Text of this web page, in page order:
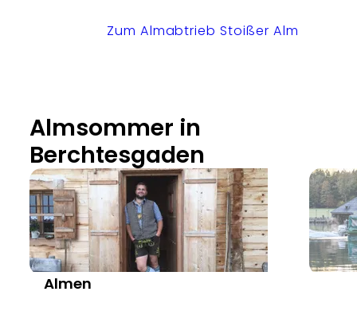
Zum Almabtrieb Stoißer Alm
Almsommer in
Berchtesgaden
Almen